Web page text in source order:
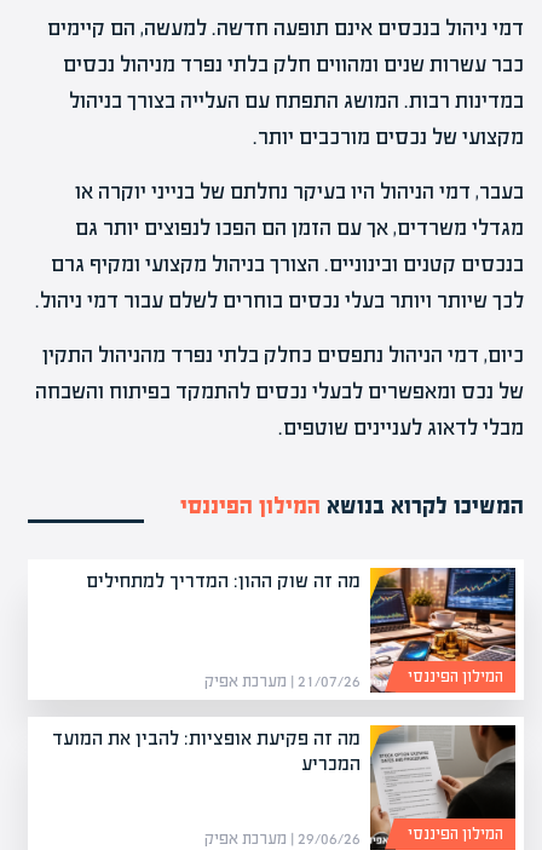
דמי ניהול בנכסים אינם תופעה חדשה. למעשה, הם קיימים
כבר עשרות שנים ומהווים חלק בלתי נפרד מניהול נכסים
במדינות רבות. המושג התפתח עם העלייה בצורך בניהול
מקצועי של נכסים מורכבים יותר.
בעבר, דמי הניהול היו בעיקר נחלתם של בנייני יוקרה או
מגדלי משרדים, אך עם הזמן הם הפכו לנפוצים יותר גם
בנכסים קטנים ובינוניים. הצורך בניהול מקצועי ומקיף גרם
לכך שיותר ויותר בעלי נכסים בוחרים לשלם עבור דמי ניהול.
כיום, דמי הניהול נתפסים כחלק בלתי נפרד מהניהול התקין
של נכס ומאפשרים לבעלי נכסים להתמקד בפיתוח והשבחה
מבלי לדאוג לעניינים שוטפים.
המשיכו לקרוא בנושא המילון הפיננסי
מה זה שוק ההון: המדריך למתחילים
21/07/26 | מערכת אפיק המילון הפיננסי
מה זה פקיעת אופציות: להבין את המועד
המכריע
29/06/26 | מערכת אפיק המילון הפיננסי